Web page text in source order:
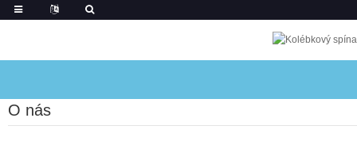
O nás